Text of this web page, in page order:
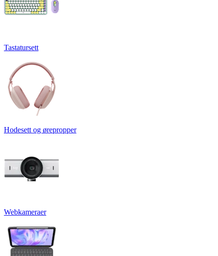
Tastatursett
Hodesett og ørepropper
Webkameraer